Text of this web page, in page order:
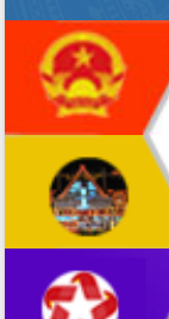
sống người dân từ
thực
Quyết liệt tháo gỡ
nhanh tiến độ các dự án
trong Khu kinh tế Nam
Hòn Yến phát triển du
tồn biển
Lấy ý kiến điều chỉnh
Đắk Lắk thời kỳ 2021-
đến năm 2050
Phát động chiến dịch 30